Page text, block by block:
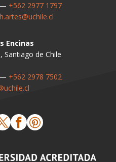
+562 2977 1797
Encinas
Santiago de Chile
— +562 2978 7502